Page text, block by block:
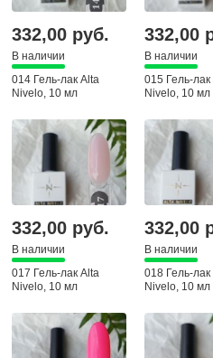
332,00 руб.
В наличии
014 Гель-лак Alta
Nivelo, 10 мл
332,00
В наличии
015 Гель-лак
Nivelo, 10 мл
332,00 руб.
В наличии
017 Гель-лак Alta
Nivelo, 10 мл
332,00
В наличии
018 Гель-лак
Nivelo, 10 мл